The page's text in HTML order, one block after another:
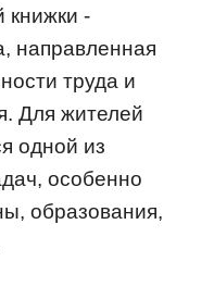
книжки -
направленная
труда и
Для жителей
одной из
особенно
образования,